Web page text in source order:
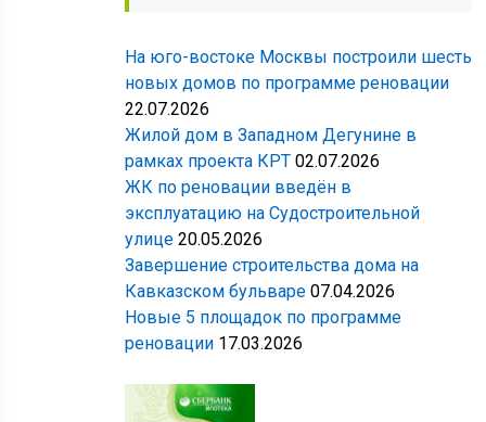
На юго-востоке Москвы построили шесть
новых домов по программе реновации
22.07.2026
Жилой дом в Западном Дегунине в
рамках проекта КРТ 02.07.2026
ЖК по реновации введён в
эксплуатацию на Судостроительной
улице 20.05.2026
Завершение строительства дома на
Кавказском бульваре 07.04.2026
Новые 5 площадок по программе
реновации 17.03.2026